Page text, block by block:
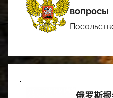
вопросы